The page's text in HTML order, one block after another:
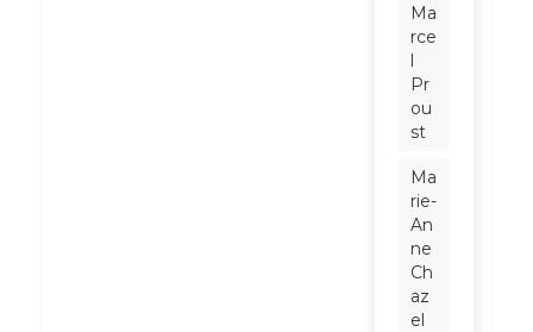
Ma
rce
l
Pr
ou
st
Ma
rie-
An
ne
Ch
az
el